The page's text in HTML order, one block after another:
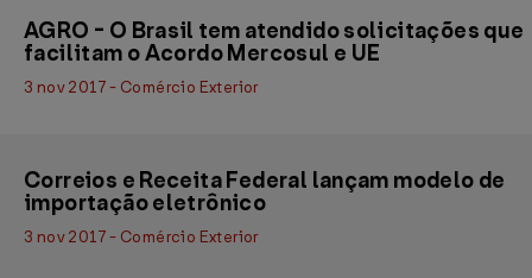
AGRO - O Brasil tem atendido solicitações que
facilitam o Acordo Mercosul e UE
3 nov 2017 - Comércio Exterior
Correios e Receita Federal lançam modelo de
importação eletrônico
3 nov 2017 - Comércio Exterior